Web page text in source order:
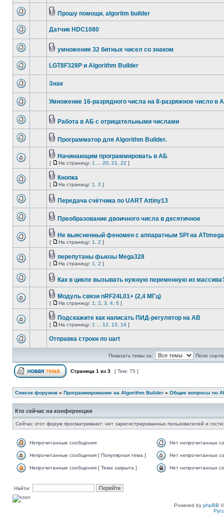
Прошу помощи. algoritm builder
Датчик HDC1080
умножение 32 битных чисел со знаком
LGT8F328P и Algorithm Builder
Знак
Умножение 16-разрядного числа на 8-разряжное число в
Работа в АБ с отрицательными числами
Программатор для Algorithm Builder.
Начинающим программировать в АБ
[ На страницу: 1 20 21 22 ]
Кнопка
[ На страницу: 1 2 ]
Передача счётчика по UART Attiny13
Преобразование двоичного числа в десятичное
Не выясненный феномен с аппаратным SPI на
[ На страницу: 1 2 ]
перепутаны фьюзы Mega328
[ На страницу: 1 2 ]
Как в цикле вызывать нужную переменную из
Модуль связи nRF24L01+ (2,4 МГц)
[ На страницу: 1 2 3 4 5 ]
Подскажите как написать ПИД-регулятор на АВ
[ На страницу: 1 12 13 14 ]
Отправка строки по uart
Показать темы за: Поле
Страница 1 из 3 [ Тем: 75 ]
Список форумов » Программирование на Algorithm Builder » Общие вопросы по
Кто сейчас на конференции
Сейчас этот форум просматривают: нет зарегистрированных пользователей и
Непрочитанные сообщения Нет непрочитанных
Непрочитанные сообщения [ Популярная тема ] Нет непрочитанных
Непрочитанные сообщения [ Тема закрыта ] Нет непрочитанных
Найти:
Powered by phpBB